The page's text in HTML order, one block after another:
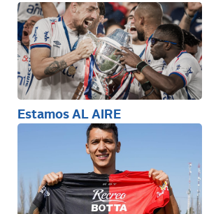
Estamos AL AIRE